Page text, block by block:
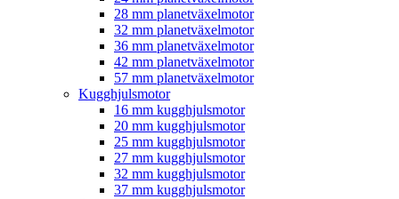
28 mm planetväxelmotor
32 mm planetväxelmotor
36 mm planetväxelmotor
42 mm planetväxelmotor
57 mm planetväxelmotor
Kugghjulsmotor
16 mm kugghjulsmotor
20 mm kugghjulsmotor
25 mm kugghjulsmotor
27 mm kugghjulsmotor
32 mm kugghjulsmotor
37 mm kugghjulsmotor